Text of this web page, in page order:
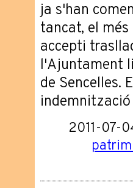
ja s'han
tancat, el
accepti
l'Ajuntament
de Sencelles.
2011-07-